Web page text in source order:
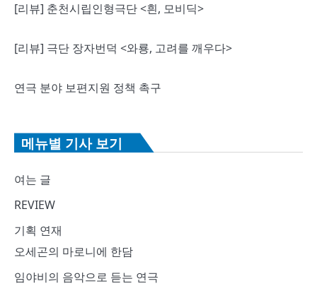
[리뷰] 춘천시립인형극단 <흰, 모비딕>
[리뷰] 극단 장자번덕 <와룡, 고려를 깨우다>
연극 분야 보편지원 정책 촉구
메뉴별 기사 보기
여는 글
REVIEW
기획 연재
오세곤의 마로니에 한담
임야비의 음악으로 듣는 연극